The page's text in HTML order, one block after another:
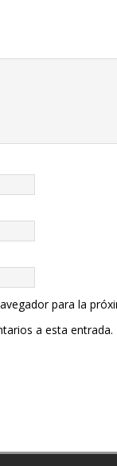
para la
a esta entrada.